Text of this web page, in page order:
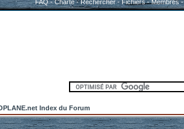
FAQ-Charte-Rechercher-Fichiers-Membres
Index du Forum